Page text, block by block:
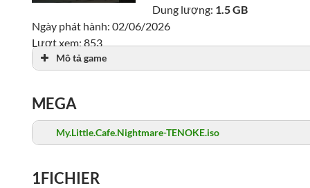
Dung lượng: 1.5 GB
Ngày phát hành: 02/06/2026
Lượt xem: 853
Mô tả game
MEGA
My.Little.Cafe.Nightmare-TENOKE.iso
1FICHIER